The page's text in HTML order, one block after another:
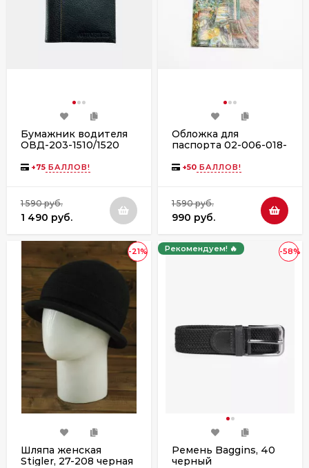
Бумажник водителя
ОВД-203-1510/1520
+75 БАЛЛОВ!
1 590 руб.
1 490 руб.
Обложка для
паспорта 02-006-018-
сфинксами"
+50 БАЛЛОВ!
1 590 руб.
990 руб.
-21%
Шляпа женская
Stigler, 27-208 черная
-58%
Рекомендуем! 🔥
Ремень Baggins, 40
черный